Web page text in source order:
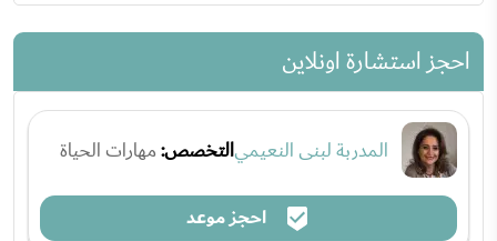
احجز استشارة اونلاين
المدربة لبنى النعيميالتخصص:مهارات الحياة
احجز موعد